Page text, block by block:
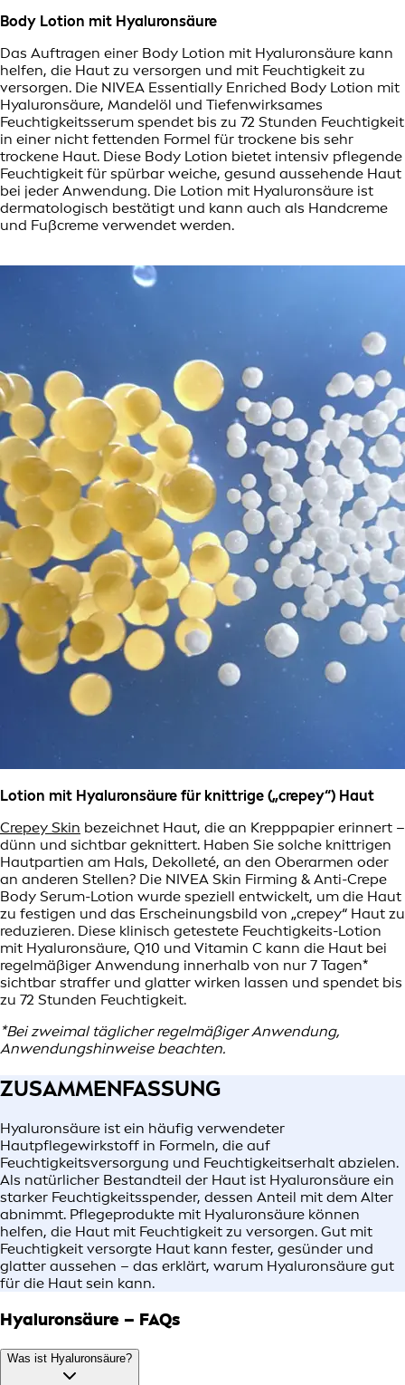
Body Lotion mit Hyaluronsäure
Das Auftragen einer Body Lotion mit Hyaluronsäure kann
helfen, die Haut zu versorgen und mit Feuchtigkeit zu
versorgen. Die NIVEA Essentially Enriched Body Lotion mit
Hyaluronsäure, Mandelöl und Tiefenwirksames
Feuchtigkeitsserum spendet bis zu 72 Stunden Feuchtigkeit
in einer nicht fettenden Formel für trockene bis sehr
trockene Haut. Diese Body Lotion bietet intensiv pflegende
Feuchtigkeit für spürbar weiche, gesund aussehende Haut
bei jeder Anwendung. Die Lotion mit Hyaluronsäure ist
dermatologisch bestätigt und kann auch als Handcreme
und Fußcreme verwendet werden.
Lotion mit Hyaluronsäure für knittrige („crepey“) Haut
Crepey Skin bezeichnet Haut, die an Krepppapier erinnert –
dünn und sichtbar geknittert. Haben Sie solche knittrigen
Hautpartien am Hals, Dekolleté, an den Oberarmen oder
an anderen Stellen? Die NIVEA Skin Firming & Anti-Crepe
Body Serum-Lotion wurde speziell entwickelt, um die Haut
zu festigen und das Erscheinungsbild von „crepey“ Haut zu
reduzieren. Diese klinisch getestete Feuchtigkeits-Lotion
mit Hyaluronsäure, Q10 und Vitamin C kann die Haut bei
regelmäßiger Anwendung innerhalb von nur 7 Tagen*
sichtbar straffer und glatter wirken lassen und spendet bis
zu 72 Stunden Feuchtigkeit.
*Bei zweimal täglicher regelmäßiger Anwendung,
Anwendungshinweise beachten.
ZUSAMMENFASSUNG
Hyaluronsäure ist ein häufig verwendeter
Hautpflegewirkstoff in Formeln, die auf
Feuchtigkeitsversorgung und Feuchtigkeitserhalt abzielen.
Als natürlicher Bestandteil der Haut ist Hyaluronsäure ein
starker Feuchtigkeitsspender, dessen Anteil mit dem Alter
abnimmt. Pflegeprodukte mit Hyaluronsäure können
helfen, die Haut mit Feuchtigkeit zu versorgen. Gut mit
Feuchtigkeit versorgte Haut kann fester, gesünder und
glatter aussehen – das erklärt, warum Hyaluronsäure gut
für die Haut sein kann.
Hyaluronsäure – FAQs
Was ist Hyaluronsäure?